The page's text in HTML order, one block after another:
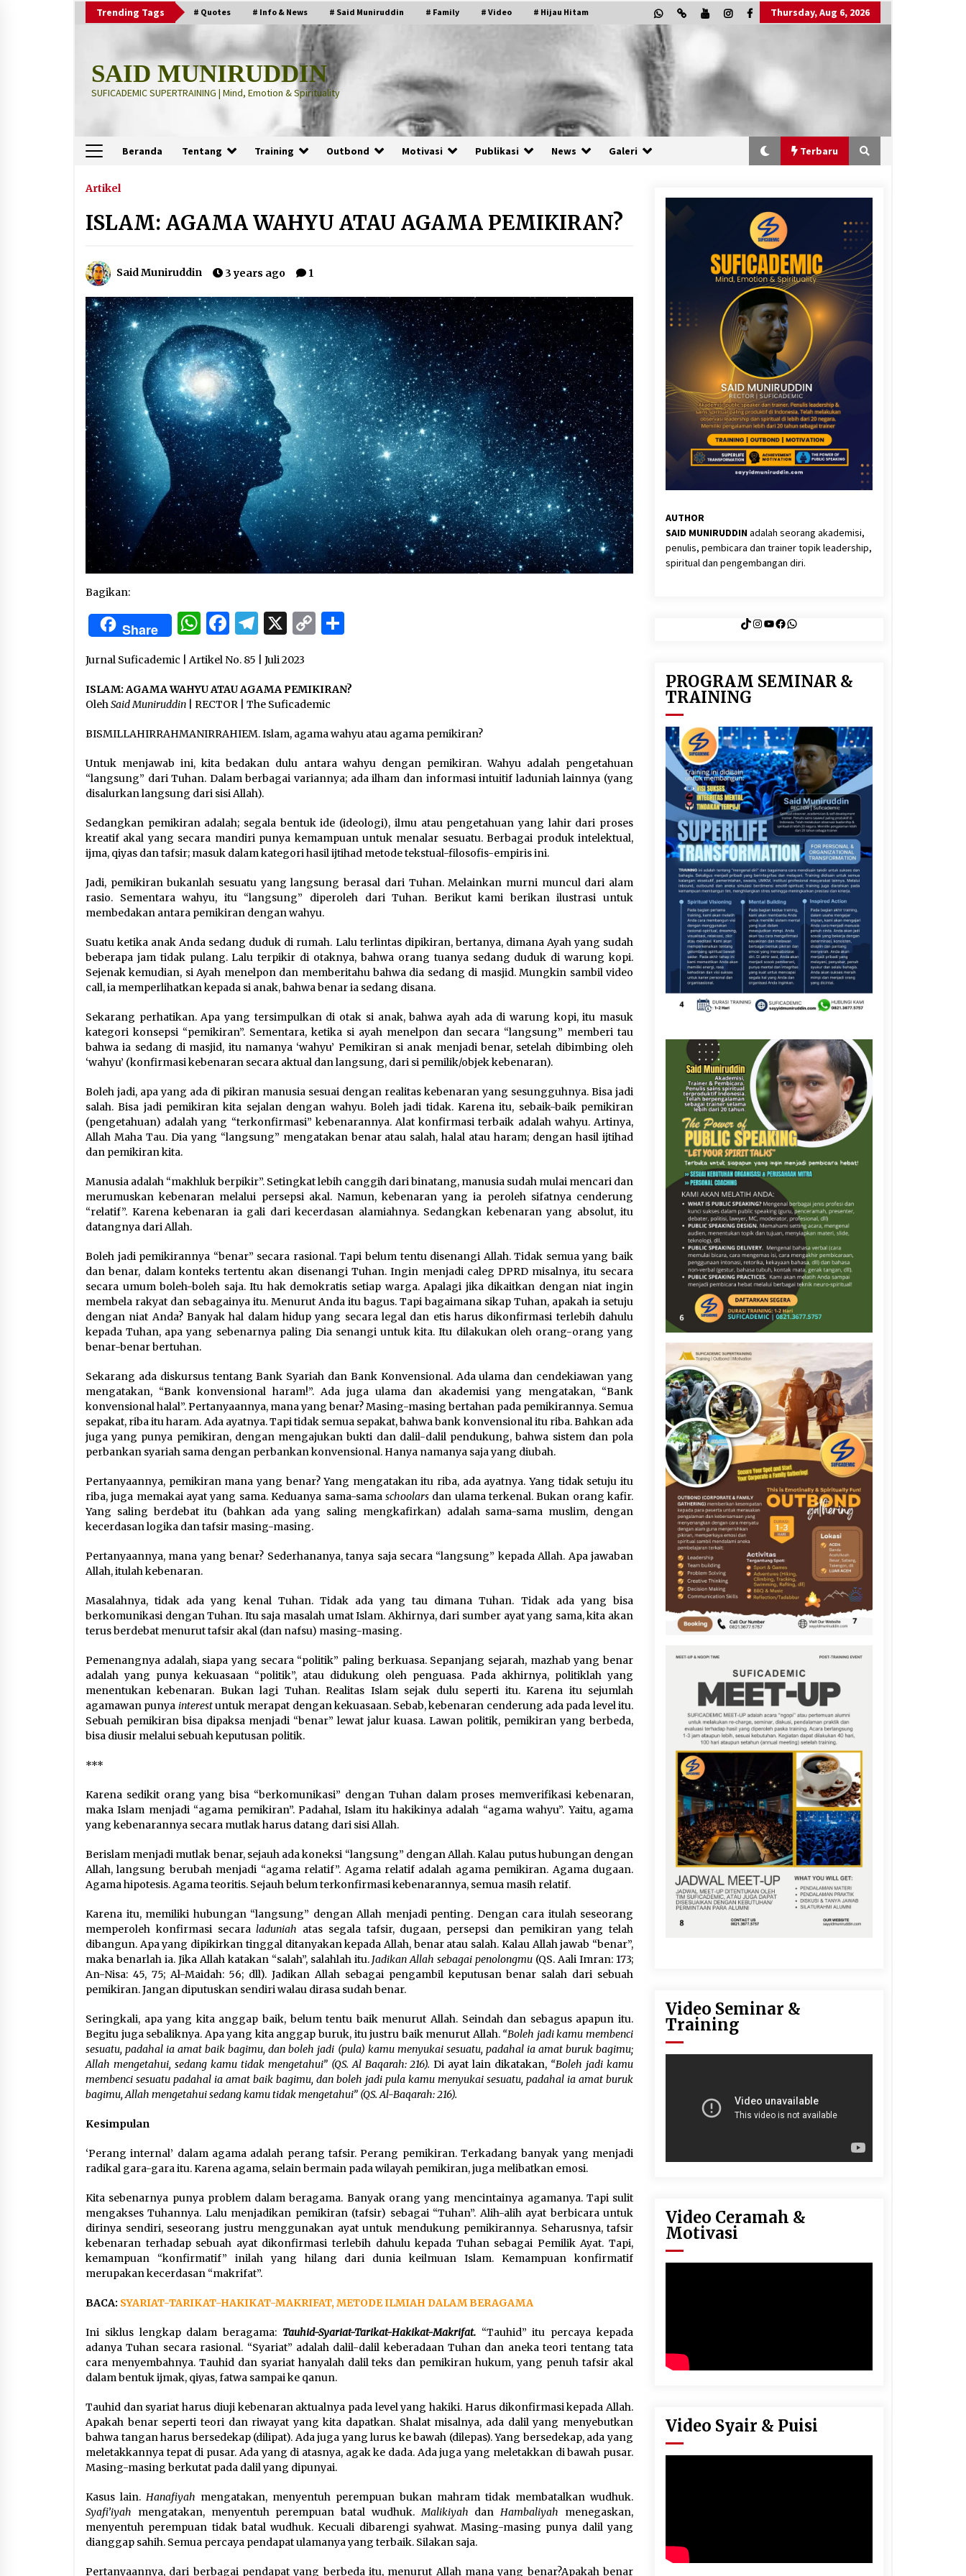
Trending Tags # Quotes # Info & News # Said Muniruddin # Family # Video # Hijau Hitam Thursday, Aug 6, 2026
SAID MUNIRUDDIN
SUFICADEMIC SUPERTRAINING | Mind, Emotion & Spirituality
Beranda Tentang Training Outbond Motivasi Publikasi News Galeri Terbaru
Terbaru
“Thuma’ninah”: Cara Agama
PRABOWO!
“One Piece”, Cara Barat Mengejar
2 months ago
“Pohon Kehidupan”: Mati Dulu, Baru
Hidup
3 months ago
“Manusia Digital”: Cerdas Lewat
Sinyal
3 months ago
“Allahukrasi”: The Power of
Management!
3 months ago
Manajemen “Qaddamat Lighad”:
Menjadi Manusia Visioner dan
Beretika
3 months ago
Takut Mati
3 months ago
Said Muniruddin Latih Mental dan
Spiritual 80 Siswa YPHC
3 months ago
Said Muniruddin Beri Pelatihan dan
Motivasi untuk 179 Guru Diniyah
Disdikbud Kota Banda Aceh
4 months ago
SELVi: Sebuah Model Motivasi
dalam Kepemimpinan Bisnis
4 months ago
Eksistensi Iran dalam Tiga Ayat:
Memahami Aliansi Yahudi dan
Kristen dalam Dinamika Nubuwwat
4 months ago
Artikel
ISLAM: AGAMA WAHYU ATAU AGAMA PEMIKIRAN?
Said Muniruddin 3 years ago 1
Bagikan:
Share WhatsApp
Facebook
Telegram
X Copy
Jurnal Suficademic | Artikel No. 85 | Juli 2023
ISLAM: AGAMA WAHYU ATAU AGAMA PEMIKIRAN?
OlehSaid Muniruddin | RECTOR | The Suficademic
BISMILLAHIRRAHMANIRRAHIEM. Islam, agama wahyu atau agama pemikiran?
Untuk menjawab ini, kita bedakan dulu antara wahyu dengan pemikiran. Wahyu adalah pengetahuan
“langsung” dari Tuhan. Dalam berbagai variannya; ada ilham dan informasi intuitif laduniah lainnya (yang
disalurkan langsung dari sisi Allah).
Sedangkan pemikiran adalah; segala bentuk ide (ideologi), ilmu atau pengetahuan yang lahir dari proses
kreatif akal yang secara mandiri punya kemampuan untuk menalar sesuatu. Berbagai produk intelektual,
ijma, qiyas dan tafsir; masuk dalam kategori hasil ijtihad metode tekstual-filosofis-empiris ini.
Jadi, pemikiran bukanlah sesuatu yang langsung berasal dari Tuhan. Melainkan murni muncul dari alam
rasio. Sementara wahyu, itu “langsung” diperoleh dari Tuhan. Berikut kami berikan ilustrasi untuk
membedakan antara pemikiran dengan wahyu.
Suatu ketika anak Anda sedang duduk di rumah. Lalu terlintas dipikiran, bertanya, dimana Ayah yang sudah
beberapa jam tidak pulang. Lalu terpikir di otaknya, bahwa orang tuanya sedang duduk di warung kopi.
Sejenak kemudian, si Ayah menelpon dan memberitahu bahwa dia sedang di masjid. Mungkin sambil video
call, ia memperlihatkan kepada si anak, bahwa benar ia sedang disana.
Sekarang perhatikan. Apa yang tersimpulkan di otak si anak, bahwa ayah ada di warung kopi, itu masuk
kategori konsepsi “pemikiran”. Sementara, ketika si ayah menelpon dan secara “langsung” memberi tau
bahwa ia sedang di masjid, itu namanya ‘wahyu’ Pemikiran si anak menjadi benar, setelah dibimbing oleh
‘wahyu’ (konfirmasi kebenaran secara aktual dan langsung, dari si pemilik/objek kebenaran).
Boleh jadi, apa yang ada di pikiran manusia sesuai dengan realitas kebenaran yang sesungguhnya. Bisa jadi
salah. Bisa jadi pemikiran kita sejalan dengan wahyu. Boleh jadi tidak. Karena itu, sebaik-baik pemikiran
(pengetahuan) adalah yang “terkonfirmasi” kebenarannya. Alat konfirmasi terbaik adalah wahyu. Artinya,
Allah Maha Tau. Dia yang “langsung” mengatakan benar atau salah, halal atau haram; dengan hasil ijtihad
dan pemikiran kita.
Manusia adalah “makhluk berpikir”. Setingkat lebih canggih dari binatang, manusia sudah mulai mencari dan
merumuskan kebenaran melalui persepsi akal. Namun, kebenaran yang ia peroleh sifatnya cenderung
“relatif”. Karena kebenaran ia gali dari kecerdasan alamiahnya. Sedangkan kebenaran yang absolut, itu
datangnya dari Allah.
Boleh jadi pemikirannya “benar” secara rasional. Tapi belum tentu disenangi Allah. Tidak semua yang baik
dan benar, dalam konteks tertentu akan disenangi Tuhan. Ingin menjadi caleg DPRD misalnya, itu secara
secara umum boleh-boleh saja. Itu hak demokratis setiap warga. Apalagi jika dikaitkan dengan niat ingin
membela rakyat dan sebagainya itu. Menurut Anda itu bagus. Tapi bagaimana sikap Tuhan, apakah ia setuju
dengan niat Anda? Banyak hal dalam hidup yang secara legal dan etis harus dikonfirmasi terlebih dahulu
kepada Tuhan, apa yang sebenarnya paling Dia senangi untuk kita. Itu dilakukan oleh orang-orang yang
benar-benar bertuhan.
Sekarang ada diskursus tentang Bank Syariah dan Bank Konvensional. Ada ulama dan cendekiawan yang
mengatakan, “Bank konvensional haram!”. Ada juga ulama dan akademisi yang mengatakan, “Bank
konvensional halal”. Pertanyaannya, mana yang benar? Masing-masing bertahan pada pemikirannya. Semua
sepakat, riba itu haram. Ada ayatnya. Tapi tidak semua sepakat, bahwa bank konvensional itu riba. Bahkan ada
juga yang punya pemikiran, dengan mengajukan bukti dan dalil-dalil pendukung, bahwa sistem dan pola
perbankan syariah sama dengan perbankan konvensional. Hanya namanya saja yang diubah.
Pertanyaannya, pemikiran mana yang benar? Yang mengatakan itu riba, ada ayatnya. Yang tidak setuju itu
riba, juga memakai ayat yang sama. Keduanya sama-sama schoolarsdan ulama terkenal. Bukan orang kafir.
Yang saling berdebat itu (bahkan ada yang saling mengkafirkan) adalah sama-sama muslim, dengan
kecerdasan logika dan tafsir masing-masing.
Pertanyaannya, mana yang benar? Sederhananya, tanya saja secara “langsung” kepada Allah. Apa jawaban
Allah, itulah kebenaran.
Masalahnya, tidak ada yang kenal Tuhan. Tidak ada yang tau dimana Tuhan. Tidak ada yang bisa
berkomunikasi dengan Tuhan. Itu saja masalah umat Islam. Akhirnya, dari sumber ayat yang sama, kita akan
terus berdebat menurut tafsir akal (dan nafsu) masing-masing.
Pemenangnya adalah, siapa yang secara “politik” paling berkuasa. Sepanjang sejarah, mazhab yang benar
adalah yang punya kekuasaan “politik”, atau didukung oleh penguasa. Pada akhirnya, politiklah yang
menentukan kebenaran. Bukan lagi Tuhan. Realitas Islam sejak dulu seperti itu. Karena itu sejumlah
agamawan punya interestuntuk merapat dengan kekuasaan. Sebab, kebenaran cenderung ada pada level itu.
Sebuah pemikiran bisa dipaksa menjadi “benar” lewat jalur kuasa. Lawan politik, pemikiran yang berbeda,
bisa diusir melalui sebuah keputusan politik.
***
Karena sedikit orang yang bisa “berkomunikasi” dengan Tuhan dalam proses memverifikasi kebenaran,
maka Islam menjadi “agama pemikiran”. Padahal, Islam itu hakikinya adalah “agama wahyu”. Yaitu, agama
yang kebenarannya secara mutlak harus datang dari sisi Allah.
Berislam menjadi mutlak benar, sejauh ada koneksi “langsung” dengan Allah. Kalau putus hubungan dengan
Allah, langsung berubah menjadi “agama relatif”. Agama relatif adalah agama pemikiran. Agama dugaan.
Agama hipotesis. Agama teoritis. Sejauh belum terkonfirmasi kebenarannya, semua masih relatif.
Karena itu, memiliki hubungan “langsung” dengan Allah menjadi penting. Dengan cara itulah seseorang
memperoleh konfirmasi secaraladuniah atas segala tafsir, dugaan, persepsi dan pemikiran yang telah
dibangun. Apa yang dipikirkan tinggal ditanyakan kepada Allah, benar atau salah. Kalau Allah jawab “benar”,
maka benarlah ia. Jika Allah katakan “salah”, salahlah itu. Jadikan Allah sebagai penolongmu (QS. Aali Imran: 173;
An-Nisa: 45, 75; Al-Maidah: 56; dll). Jadikan Allah sebagai pengambil keputusan benar salah dari sebuah
pemikiran. Jangan diputuskan sendiri walau dirasa sudah benar.
Seringkali, apa yang kita anggap baik, belum tentu baik menurut Allah. Seindah dan sebagus apapun itu.
Begitu juga sebaliknya. Apa yang kita anggap buruk, itu justru baik menurut Allah. “Boleh jadi kamu membenci
sesuatu, padahal ia amat baik bagimu, dan boleh jadi (pula) kamu menyukai sesuatu, padahal ia amat buruk bagimu;
Allah mengetahui, sedang kamu tidak mengetahui” (QS. Al Baqarah: 216).Di ayat lain dikatakan, “Boleh jadi kamu
membenci sesuatu padahal ia amat baik bagimu, dan boleh jadi pula kamu menyukai sesuatu, padahal ia amat buruk
bagimu, Allah mengetahui sedang kamu tidak mengetahui” (QS. Al-Baqarah: 216).
Kesimpulan
‘Perang internal’ dalam agama adalah perang tafsir. Perang pemikiran. Terkadang banyak yang menjadi
radikal gara-gara itu. Karena agama, selain bermain pada wilayah pemikiran, juga melibatkan emosi.
Kita sebenarnya punya problem dalam beragama. Banyak orang yang mencintainya agamanya. Tapi sulit
mengakses Tuhannya. Lalu menjadikan pemikiran (tafsir) sebagai “Tuhan”. Alih-alih ayat berbicara untuk
dirinya sendiri, seseorang justru menggunakan ayat untuk mendukung pemikirannya. Seharusnya, tafsir
kebenaran terhadap sebuah ayat dikonfirmasi terlebih dahulu kepada Tuhan sebagai Pemilik Ayat. Tapi,
kemampuan “konfirmatif” inilah yang hilang dari dunia keilmuan Islam. Kemampuan konfirmatif
merupakan kecerdasan “makrifat”.
BACA: SYARIAT-TARIKAT-HAKIKAT-MAKRIFAT, METODE ILMIAH DALAM BERAGAMA
Ini siklus lengkap dalam beragama: Tauhid-Syariat-Tarikat-Hakikat-Makrifat.“Tauhid” itu percaya kepada
adanya Tuhan secara rasional. “Syariat” adalah dalil-dalil keberadaan Tuhan dan aneka teori tentang tata
cara menyembahnya. Tauhid dan syariat hanyalah dalil teks dan pemikiran hukum, yang penuh tafsir akal
dalam bentuk ijmak, qiyas, fatwa sampai ke qanun.
Tauhid dan syariat harus diuji kebenaran aktualnya pada level yang hakiki. Harus dikonfirmasi kepada Allah.
Apakah benar seperti teori dan riwayat yang kita dapatkan. Shalat misalnya, ada dalil yang menyebutkan
bahwa tangan harus bersedekap (dilipat). Ada juga yang lurus ke bawah (dilepas). Yang bersedekap, ada yang
meletakkannya tepat di pusar. Ada yang di atasnya, agak ke dada. Ada juga yang meletakkan di bawah pusar.
Masing-masing berkutat pada dalil yang dipunyai.
Kasus lain. Hanafiyah mengatakan, menyentuh perempuan bukan mahram tidak membatalkan wudhuk.
Syafi’iyah mengatakan, menyentuh perempuan batal wudhuk.Malikiyah danHambaliyah menegaskan,
menyentuh perempuan tidak batal wudhuk. Kecuali dibarengi syahwat. Masing-masing punya dalil yang
dianggap sahih. Semua percaya pendapat ulamanya yang terbaik. Silakan saja.
Pertanyaannya, dari berbagai pendapat yang berbeda itu, menurut Allah mana yang benar?Apakah benar
AUTHOR
SAID MUNIRUDDINadalah seorang akademisi,
penulis, pembicara dan trainer topik leadership,
spiritual dan pengembangan diri.
TikTok
Instagram
YouTube
Facebook
WhatsApp
PROGRAM SEMINAR &
TRAINING
Video Seminar &
Training
Video Ceramah &
Motivasi
Video Syair & Puisi